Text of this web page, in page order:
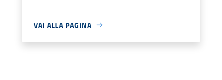
VAI ALLA PAGINA